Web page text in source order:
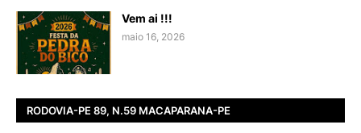
Vem ai !!!
maio 16, 2026
RODOVIA-PE 89, N.59 MACAPARANA-PE